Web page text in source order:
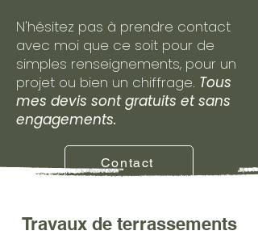
N'hésitez pas à prendre contact
avec moi que ce soit pour de
simples renseignements, pour un
projet ou bien un chiffrage. Tous
mes devis sont gratuits et sans
engagements.
Contact
Travaux de terrassements